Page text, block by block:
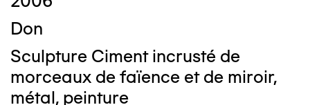
Don
Sculpture Ciment incrusté de
morceaux de faïence et de miroir,
métal, peinture